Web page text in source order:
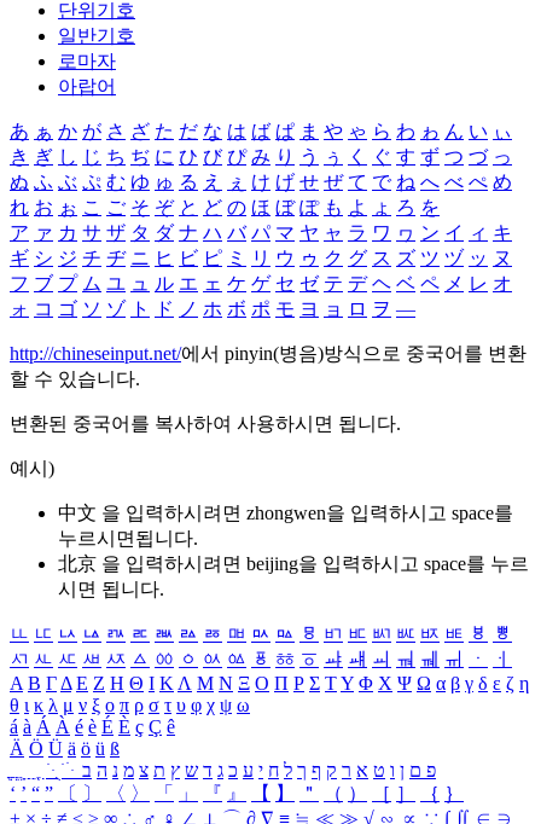
단위기호
일반기호
로마자
아랍어
あ ぁ か が さ ざ た だ な は ば ぱ ま や ゃ ら わ ゎ ん い ぃ
き ぎ し じ ち ぢ に ひ び ぴ み り う ぅ く ぐ す ず つ づ っ
ぬ ふ ぶ ぷ む ゆ ゅ る え ぇ け げ せ ぜ て で ね へ べ ぺ め
れ お ぉ こ ご そ ぞ と ど の ほ ぼ ぽ も よ ょ ろ を
ア ァ カ サ ザ タ ダ ナ ハ バ パ マ ヤ ャ ラ ワ ヮ ン イ ィ キ
ギ シ ジ チ ヂ ニ ヒ ビ ピ ミ リ ウ ゥ ク グ ス ズ ツ ヅ ッ ヌ
フ ブ プ ム ユ ュ ル エ ェ ケ ゲ セ ゼ テ デ ヘ ベ ペ メ レ オ
ォ コ ゴ ソ ゾ ト ド ノ ホ ボ ポ モ ヨ ョ ロ ヲ ―
http://chineseinput.net/에서 pinyin(병음)방식으로 중국어를 변환
할 수 있습니다.
변환된 중국어를 복사하여 사용하시면 됩니다.
예시)
中文 을 입력하시려면 zhongwen을 입력하시고 space를
누르시면됩니다.
北京 을 입력하시려면 beijing을 입력하시고 space를 누르
시면 됩니다.
ㅥ ㅦ ㅧ ㅨ ㅩ ㅪ ㅫ ㅬ ㅭ ㅮ ㅯ ㅰ ㅱ ㅲ ㅳ ㅴ ㅵ ㅶ ㅷ ㅸ
ㅹ
ㅺ ㅻ ㅼ ㅽ ㅾ ㅿ ㆀ ㆁ ㆂ ㆃ ㆄ ㆅ ㆆ ㆇ ㆈ ㆉ ㆊ ㆋ ㆌ ㆍ
ㆎ
Α Β ΓΔ Ε Ζ Η Θ Ι ΚΛ Μ Ν Ξ Ο Π Ρ Σ ΤΥ Φ Χ Ψ Ω α β γ δ ε ζ η
θ ι κ λ μ ν ξ ο π ρ σ τ υ φ χ ψ ω
á à Á À é è É È ç Ç ê
Ä Ö Ü ä ö ü ß
ִֶֹ ֻּ ׁׂ פ ם ן ו ט א ר ק ף ך ל ח י ע כ ג ד ש ץ ת צ מ נ ה ב
‘ ’ “ ” 〔 〕 〈 〉 「 」 『 』 【 】 ＂ （ ） ［ ］ ｛ ｝
± × ÷ ≠ ≤ ≥ ∞ ∴ ♂ ♀ ∠ ⊥ ⌒ ∂ ∇ ≡ ≒ ≪ ≫ √ ∽ ∝ ∵ ∫ ∬ ∈ ∋